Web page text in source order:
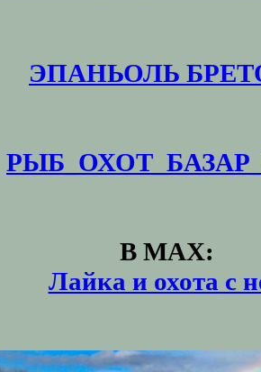
ЭПАНЬОЛЬ
В MAX:
Лайка и охота с